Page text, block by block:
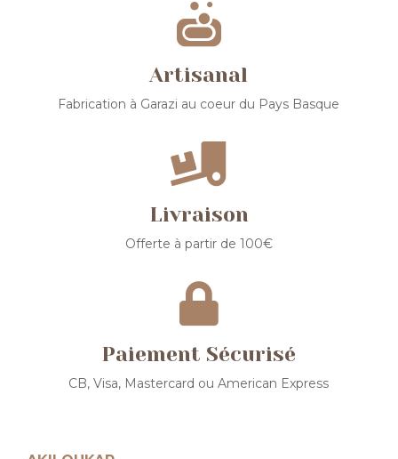

Artisanal
Fabrication à Garazi au coeur du Pays Basque

Livraison
Offerte à partir de 100€

Paiement Sécurisé
CB, Visa, Mastercard ou American Express